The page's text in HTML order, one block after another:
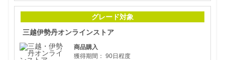
グレード対象
三越伊勢丹オンラインストア
商品購入
獲得期間： 90日程度